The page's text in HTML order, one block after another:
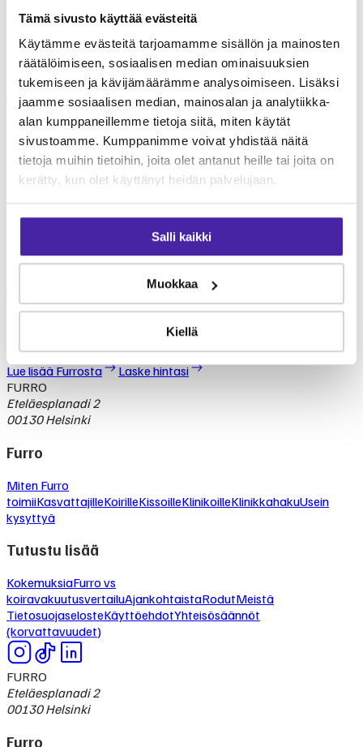
Tämä sivusto käyttää evästeitä
Käytämme evästeitä tarjoamamme sisällön ja mainosten
räätälöimiseen, sosiaalisen median ominaisuuksien
tukemiseen ja kävijämäärämme analysoimiseen. Lisäksi
jaamme sosiaalisen median, mainosalan ja analytiikka-
alan kumppaneillemme tietoja siitä, miten käytät
sivustoamme. Kumppanimme voivat yhdistää näitä
tietoja muihin tietoihin, joita olet antanut heille tai joita on
kerätty, kun olet käyttänyt heidän palvelujaan.
Salli kaikki
Muokkaa
Kiellä
Paltamo kunnaneläinlääkäri palvelut
Paltamo kunnaneläinlääkäri tarjoaa monipuolisia
eläinlääkäripalveluita lemmikkien terveydenhoitoon. Palvelut
kattavat yleiseläinlääkinnän perustutkimuksista erikoisempiin
toimenpiteisiin. Tarkista klinikan ajantasainen palveluvalikoima
suoraan klinikalta. Furron jäsenenä voit jakaa eläinlääkärikuluja
yhteisön kesken.
Mikä Furro on?
Furro on vaihtoehto
lemmikkivakuutukselle
Furro ei ole lemmikkivakuutus. Se on nykyaikainen vaihtoehto,
jolla turvaat koirasi tai kissasi keskimäärin puolet edullisemmin.
Lue lisää Furrosta
Laske hintasi
FURRO
Eteläesplanadi 2
00130 Helsinki
Furro
Miten Furro
toimiiKasvattajilleKoirilleKissoilleKlinikoilleKlinikkahakuUsein
kysyttyä
Tutustu lisää
KokemuksiaFurro vs
koiravakuutusvertailuAjankohtaistaRodutMeistä
TietosuojaselosteKäyttöehdotYhteisösäännöt
(korvattavuudet)
FURRO
Eteläesplanadi 2
00130 Helsinki
Furro